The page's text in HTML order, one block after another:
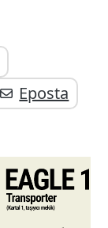
Eposta